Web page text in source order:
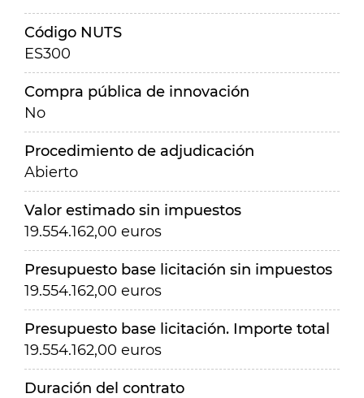
Código NUTS
ES300
Compra pública de innovación
No
Procedimiento de adjudicación
Abierto
Valor estimado sin impuestos
19.554.162,00 euros
Presupuesto base licitación sin impuestos
19.554.162,00 euros
Presupuesto base licitación. Importe total
19.554.162,00 euros
Duración del contrato